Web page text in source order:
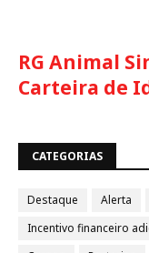
RG Animal
Carteira de
CATEGORIAS
Destaque Alerta
Incentivo financeiro